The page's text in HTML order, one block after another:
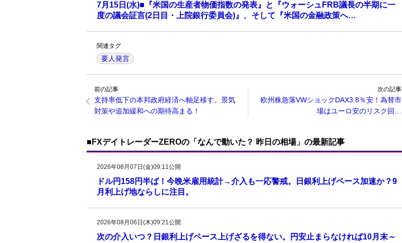
7月15日(水)■『米国の生産者物価指数の発表』と『ウォーシュFRB議長の半期に一
度の議会証言(2日目・上院銀行委員会)』、そして『米国の金融政策へ…
関連タグ
要人発言
前の記事
支持率低下の本邦政府経済へ軸足移す。景気
対策や追加緩和への期待高まる！
次の記事
欧州株急落VWショックDAX3.8％安！為替市
場はユーロ安のリスク回…
■FXデイトレーダーZEROの「なんで動いた？ 昨日の相場」の最新記事
2026年08月07日(金)09:11公開
ドル円158円半ば！今晩米雇用統計→介入も一応警戒。日銀利上げペース加速か？9
月利上げ地ならしに注目。
2026年08月06日(木)09:21公開
次の介入いつ？日銀利上げペース上げざるを得ない。円安止まらなければ10月末～